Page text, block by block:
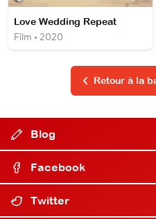
Love Wedding Repeat
Film • 2020
Retour à la
Blog
Facebook
Twitter